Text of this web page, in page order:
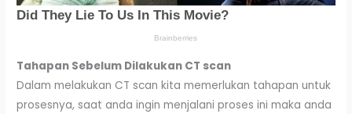
Tahapan Sebelum Dilakukan CT scan
Dalam melakukan CT scan kita memerlukan tahapan untuk
prosesnya, saat anda ingin menjalani proses ini maka anda